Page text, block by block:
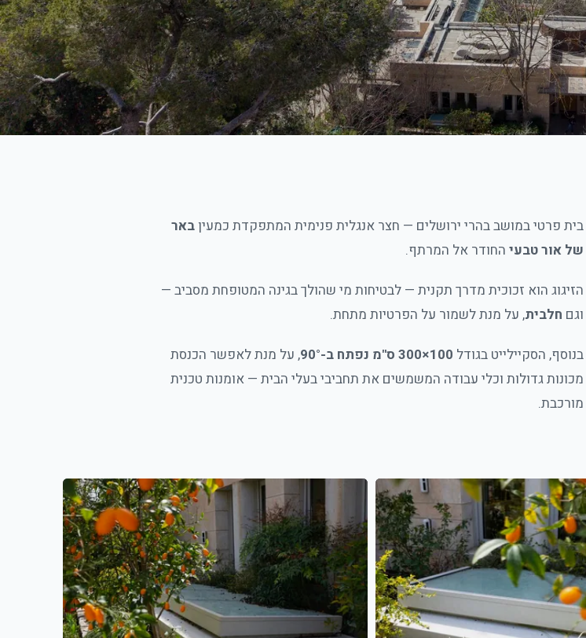
בית פרטי במושב בהרי ירושלים — חצר אנגלית פנימית המתפקדת כמעיןבאר
של אור טבעיהחודר אל המרתף.
הזיגוג הוא זכוכית מדרך תקנית — לבטיחות מי שהולך בגינה המטופחת מסביב —
וגם חלבית, על מנת לשמור על הפרטיות מתחת.
בנוסף, הסקיילייט בגודל 100×300 ס"מ נפתח ב-90°
, על מנת לאפשר הכנסת
מכונות גדולות וכלי עבודה המשמשים את תחביבי בעלי הבית — אומנות טכנית
מורכבת.